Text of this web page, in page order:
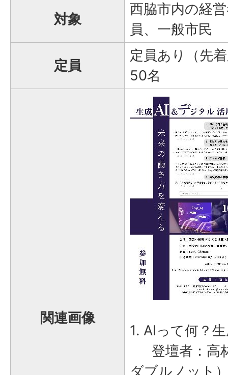
対象
西脇市内の経
員、一般市民
定員
定員あり（先
50名
関連画像
1. AIって何？
登壇者：高
ダブルノット